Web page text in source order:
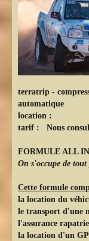
terratrip -
automatique
location :
tarif : Nous
FORMULE ALL
On s'occupe de
Cette formule
la location du
le transport d'une
l'assurance
la location d'un